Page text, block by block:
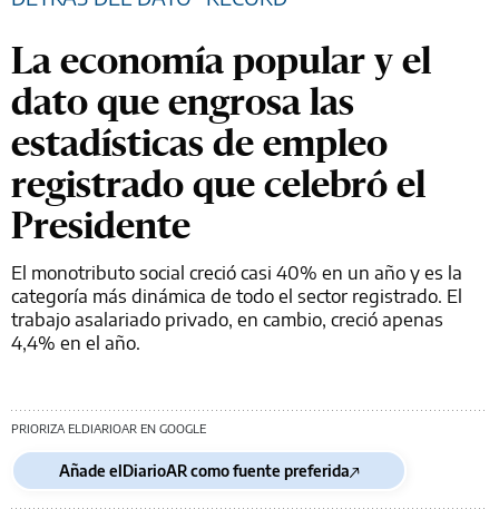
La economía popular y el
dato que engrosa las
estadísticas de empleo
registrado que celebró el
Presidente
El monotributo social creció casi 40% en un año y es la
categoría más dinámica de todo el sector registrado. El
trabajo asalariado privado, en cambio, creció apenas
4,4% en el año.
PRIORIZA ELDIARIOAR EN GOOGLE
Añade elDiarioAR como fuente preferida